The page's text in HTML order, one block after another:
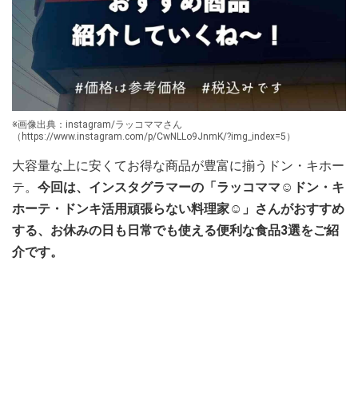
※画像出典：instagram/ラッコママさん
（https://www.instagram.com/p/CwNLLo9JnmK/?img_index=5）
大容量な上に安くてお得な商品が豊富に揃うドン・キホー
テ。 今回は、インスタグラマーの「ラッコママ☺︎ドン・キ
ホーテ・ドンキ活用頑張らない料理家☺︎」さんがおすすめ
する、お休みの日も日常でも使える便利な食品3選をご紹
介です。